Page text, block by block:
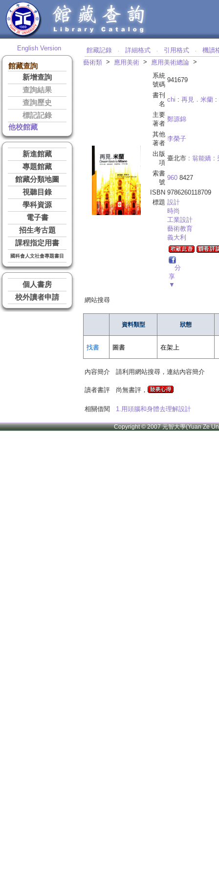
English Version
館藏查詢
新增查詢
查詢結果
查詢歷史
標記記錄
他校館藏
新進館藏
專題館藏
館藏分類地圖
視聽目錄
學科資源
電子書
招生考古題
課程指定用書
國科會人文社會專題書目
個人書房
校外讀者申請
館藏記錄 ‧ 詳細格式 ‧ 引用格式 ‧
機讀
藝術類 > 應用美術 > 應用美術總論 >
系統
號碼
941679
書刊
名
chi : 再見．米蘭 :
主要
著者
鄭源錦
其他
著者
李榮子
出版
項
臺北市 : 翁能嬌 :
索書
號
960 8427
ISBN 9786260118709
標題 設計
時尚
工業設計
藝術教育
義大利
分
享
▼
網站搜尋
資料類型 狀態
找書 圖書 在架上
內容簡介 請利用網站搜尋，連結內容簡介
讀者書評 尚無書評，
相關借閱 1.用頭腦和身體去理解設計
Copyright © 2007 元智大學(Yuan Ze